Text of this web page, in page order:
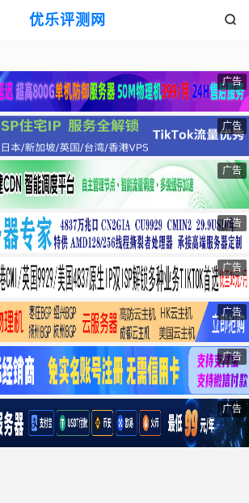
优乐评测网 
广告
广告
广告
广告
广告
广告
广告
广告